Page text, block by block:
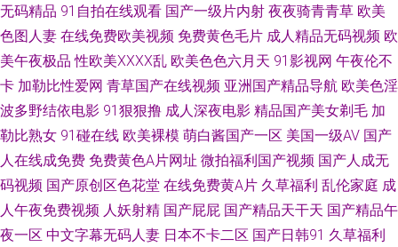
人操操人人爽爽 伊人大香蕉性爱 91经典三级 AV女资源网址 av资源总站 超碰
人人摸人人操 青草视频综合在线 91nav 97人妻成人视频 爱福利秒拍广场 海
角久9高清精品 伦理片网址 日本操片 色五月视频 亚洲色图第三页 97不卡视
频 俺去啦啦电影网 岛国素人视频 国产精品天天 另类图片视频 日韩激情网站
午夜福利视频导航 91在钱视频 草莓视频色色 成人免费毛片网站 国产不卡啪
啪啪 精品一区二区网站 老湿机视频61试 欧美性爱一二三区 日本人妻三级 熟
无码精品 91自拍在线观看 国产一级片内射 夜夜骑青青草 欧美
色图人妻 在线免费欧美视频 免费黄色毛片 成人精品无码视频 欧
美午夜极品 性欧美ⅩⅩⅩⅩ乱 欧美色色六月天 91影视网 午夜伦不
卡 加勒比性爱网 青草国产在线视频 亚洲国产精品导航 欧美色淫
波多野结依电影 91狠狠撸 成人深夜电影 精品国产美女剃毛 加
勒比熟女 91碰在线 欧美裸模 萌白酱国产一区 美国一级AV 国产
人在线成免费 免费黄色A片网址 微拍福利国产视频 国产人成无
码视频 国产原创区色花堂 在线免费黄A片 久草福利 乱伦家庭 成
人午夜免费视频 人妖射精 国产屁屁 国产精品天干天 国产精品午
夜一区 中文字幕无码人妻 日本不卡二区 国产日韩91 久草福利